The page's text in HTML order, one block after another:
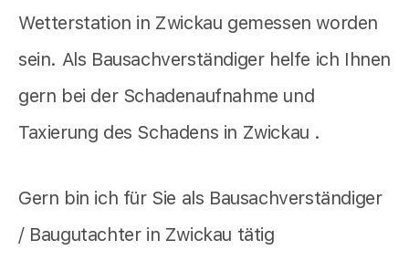
Wetterstation in Zwickau gemessen worden
sein. Als Bausachverständiger helfe ich Ihnen
gern bei der Schadenaufnahme und
Taxierung des Schadens in Zwickau .
Gern bin ich für Sie als Bausachverständiger
/ Baugutachter in Zwickau tätig